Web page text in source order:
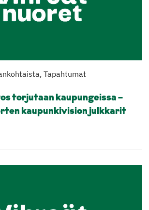
Tapahtumat
torjutaan kaupungeissa –
kaupunkivision julkkarit